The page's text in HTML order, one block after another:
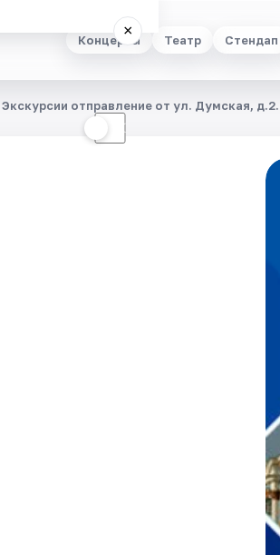
Концерты Театр Стендап
×
☾
Экскурсии отправление от ул. Думская,